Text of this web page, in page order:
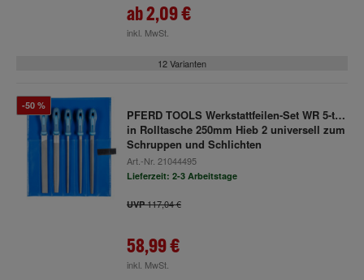
ab2,09 €
inkl. MwSt.
12 Varianten
-50 %
PFERD TOOLS Werkstattfeilen-Set WR 5-tlg.
in Rolltasche 250mm Hieb 2 universell zum
Schruppen und Schlichten
Art.-Nr. 21044495
Lieferzeit: 2-3 Arbeitstage
UVP117,04 €
58,99 €
inkl. MwSt.